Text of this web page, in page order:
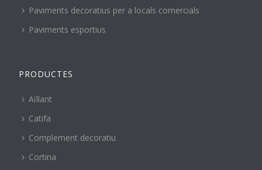
Paviments decoratius per a locals comercials
Paviments esportius
PRODUCTES
Aïllant
Catifa
Complement decoratiu
Cortina